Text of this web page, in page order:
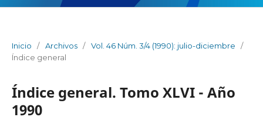
Inicio / Archivos / Vol. 46 Núm. 3/4 (1990): julio-diciembre
/
Índice general
Índice general. Tomo XLVI - Año
1990